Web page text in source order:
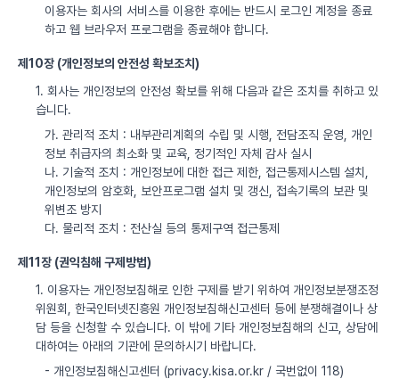
이용자는 회사의 서비스를 이용한 후에는 반드시 로그인 계정을 종료
하고 웹 브라우저 프로그램을 종료해야 합니다.
제10장 (개인정보의 안전성 확보조치)
1. 회사는 개인정보의 안전성 확보를 위해 다음과 같은 조치를 취하고 있
습니다.
가. 관리적 조치 : 내부관리계획의 수립 및 시행, 전담조직 운영, 개인
정보 취급자의 최소화 및 교육, 정기적인 자체 감사 실시
나. 기술적 조치 : 개인정보에 대한 접근 제한, 접근통제시스템 설치,
개인정보의 암호화, 보안프로그램 설치 및 갱신, 접속기록의 보관 및
위변조 방지
다. 물리적 조치 : 전산실 등의 통제구역 접근통제
제11장 (권익침해 구제방법)
1. 이용자는 개인정보침해로 인한 구제를 받기 위하여 개인정보분쟁조정
위원회, 한국인터넷진흥원 개인정보침해신고센터 등에 분쟁해결이나 상
담 등을 신청할 수 있습니다. 이 밖에 기타 개인정보침해의 신고, 상담에
대하여는 아래의 기관에 문의하시기 바랍니다.
- 개인정보침해신고센터 (privacy.kisa.or.kr / 국번없이 118)